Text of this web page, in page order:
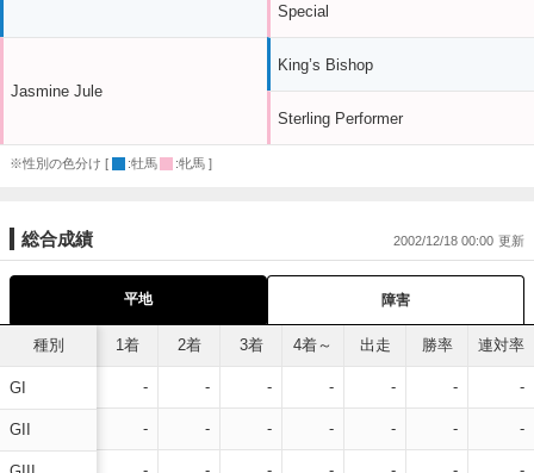
Jasmine Jule
Special
King’s Bishop
Sterling Performer
※性別の色分け [ :牡馬 :牝馬 ]
総合成績 2002/12/18 00:00
平地 障害
種別
GI
GII
1着 2着 3着 4着～ 出走 勝率 連対率
- - - - - - -
- - - - - - -